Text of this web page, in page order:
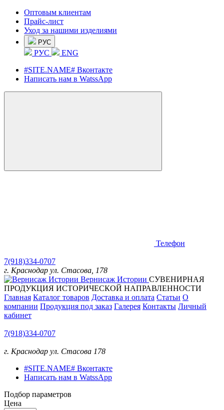
Оптовым клиентам
Прайс-лист
Уход за нашими изделиями
РУС
РУС
ENG
#SITE.NAME# Вконтакте
Написать нам в WatssApp
Телефон
7(918)334-0707
г. Краснодар ул. Стасова, 178
Вернисаж Истории СУВЕНИРНАЯ
ПРОДУКЦИЯ ИСТОРИЧЕСКОЙ НАПРАВЛЕННОСТИ
Главная Каталог товаров Доставка и оплата Статьи О
компании Продукция под заказ Галерея Контакты Личный
кабинет
7(918)334-0707
г. Краснодар ул. Стасова 178
#SITE.NAME# Вконтакте
Написать нам в WatssApp
Подбор параметров
Цена